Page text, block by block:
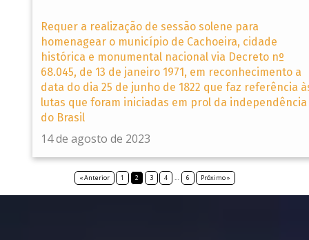
Requer a realização de sessão solene para
homenagear o município de Cachoeira, cidade
histórica e monumental nacional via Decreto nº
68.045, de 13 de janeiro 1971, em reconhecimento a
data do dia 25 de junho de 1822 que faz referência
lutas que foram iniciadas em prol da independência
do Brasil
14 de agosto de 2023
« Anterior 1 2 3 4 … 6 Próximo »